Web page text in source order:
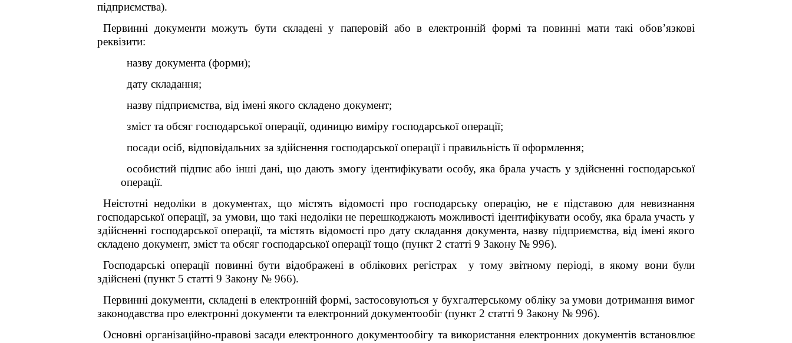
підприємства).
Первинні документи можуть бути складені у паперовій або в електронній формі та повинні мати такі обов’язкові
реквізити:
назву документа (форми);
дату складання;
назву підприємства, від імені якого складено документ;
зміст та обсяг господарської операції, одиницю виміру господарської операції;
посади осіб, відповідальних за здійснення господарської операції і правильність її оформлення;
особистий підпис або інші дані, що дають змогу ідентифікувати особу, яка брала участь у здійсненні господарської
операції.
Неістотні недоліки в документах, що містять відомості про господарську операцію, не є підставою для невизнання
господарської операції, за умови, що такі недоліки не перешкоджають можливості ідентифікувати особу, яка брала участь у
здійсненні господарської операції, та містять відомості про дату складання документа, назву підприємства, від імені якого
складено документ, зміст та обсяг господарської операції тощо (пункт 2 статті 9 Закону № 996).
Господарські операції повинні бути відображені в облікових регістрах у тому звітному періоді, в якому вони були
здійснені (пункт 5 статті 9 Закону № 966).
Первинні документи, складені в електронній формі, застосовуються у бухгалтерському обліку за умови дотримання вимог
законодавства про електронні документи та електронний документообіг (пункт 2 статті 9 Закону № 996).
Основні організаційно-правові засади електронного документообігу та використання електронних документів встановлює